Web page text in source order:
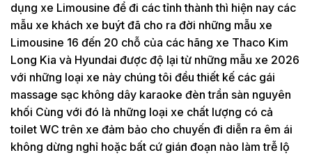
dụng xe Limousine để đi các tỉnh thành thì hiện nay các
mẫu xe khách xe buýt đã cho ra đời những mẫu xe
Limousine 16 đến 20 chỗ của các hãng xe Thaco Kim
Long Kia và Hyundai được độ lại từ những mẫu xe 2026
với những loại xe này chúng tôi đều thiết kế các gái
massage sạc không dây karaoke đèn trần sàn nguyên
khối Cùng với đó là những loại xe chất lượng có cả
toilet WC trên xe đảm bảo cho chuyến đi diễn ra êm ái
không dừng nghỉ hoặc bất cứ gián đoạn nào làm trễ lộ